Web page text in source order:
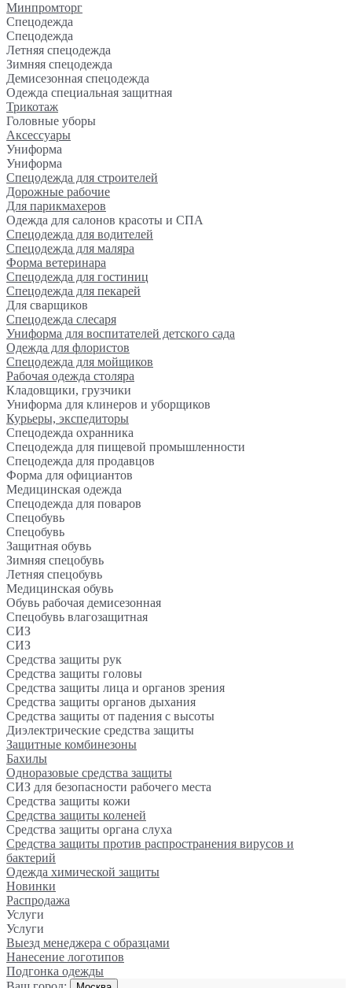
Минпромторг
Спецодежда
Спецодежда
Летняя спецодежда
Зимняя спецодежда
Демисезонная спецодежда
Одежда специальная защитная
Трикотаж
Головные уборы
Аксессуары
Униформа
Униформа
Спецодежда для строителей
Дорожные рабочие
Для парикмахеров
Одежда для салонов красоты и СПА
Спецодежда для водителей
Спецодежда для маляра
Форма ветеринара
Спецодежда для гостиниц
Спецодежда для пекарей
Для сварщиков
Спецодежда слесаря
Униформа для воспитателей детского сада
Одежда для флористов
Спецодежда для мойщиков
Рабочая одежда столяра
Кладовщики, грузчики
Униформа для клинеров и уборщиков
Курьеры, экспедиторы
Спецодежда охранника
Спецодежда для пищевой промышленности
Спецодежда для продавцов
Форма для официантов
Медицинская одежда
Спецодежда для поваров
Спецобувь
Спецобувь
Защитная обувь
Зимняя спецобувь
Летняя спецобувь
Медицинская обувь
Обувь рабочая демисезонная
Спецобувь влагозащитная
СИЗ
СИЗ
Средства защиты рук
Средства защиты головы
Средства защиты лица и органов зрения
Средства защиты органов дыхания
Средства защиты от падения с высоты
Диэлектрические средства защиты
Защитные комбинезоны
Бахилы
Одноразовые средства защиты
СИЗ для безопасности рабочего места
Средства защиты кожи
Средства защиты коленей
Средства защиты органа слуха
Средства защиты против распространения вирусов и
бактерий
Одежда химической защиты
Новинки
Распродажа
Услуги
Услуги
Выезд менеджера с образцами
Нанесение логотипов
Подгонка одежды